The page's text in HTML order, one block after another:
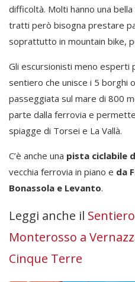
difficoltà. Molti hanno una
tratti però bisogna prestare
soprattutto in mountain bike,
Gli escursionisti meno esperti
sentiero che unisce i 5 borghi
passeggiata sul mare di 800
parte dalla ferrovia e
spiagge di Torsei e La Vallà.
C’è anche una pista ciclabile
vecchia ferrovia in piano e da
Bonassola e Levanto.
Leggi anche il
Monterosso a
Cinque Terre